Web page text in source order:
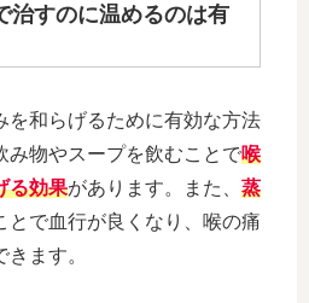
治すのに温めるのは有
を和らげるために有効な方法
み物やスープを飲むことで喉
る効果があります。また、 蒸
とで血行が良くなり、喉の痛
ます。